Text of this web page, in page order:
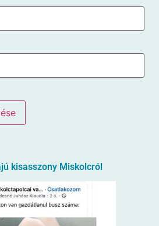
kisasszony Miskolcról